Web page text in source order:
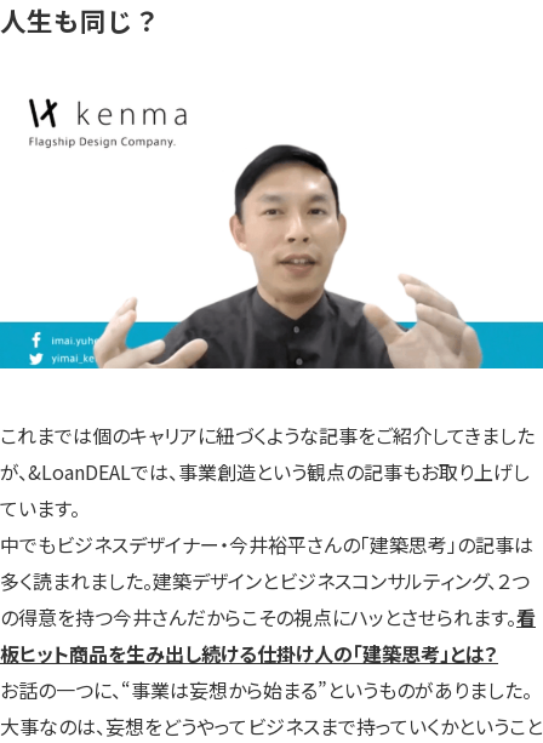
人生も同じ？
これまでは個のキャリアに紐づくような記事をご紹介してきました
が、&LoanDEALでは、事業創造という観点の記事もお取り上げし
ています。
中でもビジネスデザイナー・今井裕平さんの「建築思考」の記事は
多く読まれました。建築デザインとビジネスコンサルティング、２つ
の得意を持つ今井さんだからこその視点にハッとさせられます。看
板ヒット商品を生み出し続ける仕掛け人の「建築思考」とは？
お話の一つに、“事業は妄想から始まる”というものがありました。
大事なのは、妄想をどうやってビジネスまで持っていくかということ